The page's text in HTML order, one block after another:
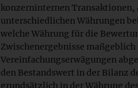
konzerninternen Transaktionen,
unterschiedlichen Währungen
welche Währung für die
Zwischenergebnisse
Vereinfachungserwägungen
den Bestandswert in der Bilanz
grundsätzlich in der Währung